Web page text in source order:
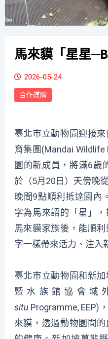
馬來貘「星星
2026-05-24
合作媒體
臺北市立動物園迎接
育集團(Mandai
園的新成員，將滿6歲
於（5月20日）天傍晚
晚間9點順利抵達園內
字為馬來語的「星」
馬來貘家族後，能順
字一樣帶來活力、注入
臺北市立動物園和新
暨水族館協會域
situ Programme, EEP)
來貘，透過動物園間